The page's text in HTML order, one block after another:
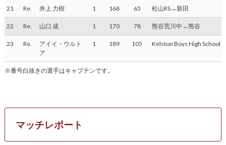
21 Re. 井上 力樹 1 168 65 松山RS→新田
22 Re. 山口 成 1 170 78 熊谷荒川中→熊谷
23 Re.
アイイ・ウルト
ア
1 189 105 Kelston Boys High School
※番号白抜きの選手はキャプテンです。
マッチレポート